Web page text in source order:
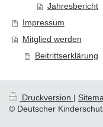
Jahresbericht
Impressum
Mitglied werden
Beitrittserklärung
Druckversion |
© Deutscher